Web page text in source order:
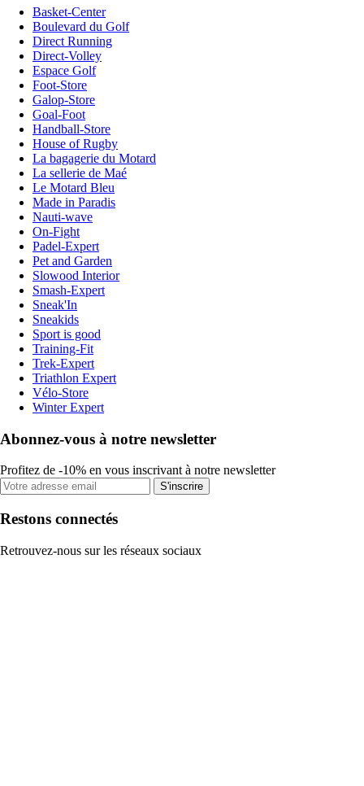
Basket-Center
Boulevard du Golf
Direct Running
Direct-Volley
Espace Golf
Foot-Store
Galop-Store
Goal-Foot
Handball-Store
House of Rugby
La bagagerie du Motard
La sellerie de Maé
Le Motard Bleu
Made in Paradis
Nauti-wave
On-Fight
Padel-Expert
Pet and Garden
Slowood Interior
Smash-Expert
Sneak'In
Sneakids
Sport is good
Training-Fit
Trek-Expert
Triathlon Expert
Vélo-Store
Winter Expert
Abonnez-vous à notre newsletter
Profitez de -10% en vous inscrivant à notre newsletter
S'inscrire
Restons connectés
Retrouvez-nous sur les réseaux sociaux